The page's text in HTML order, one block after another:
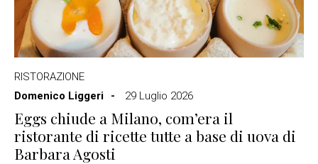
RISTORAZIONE
Domenico Liggeri
29 Luglio 2026
Eggs chiude a Milano, com’era il
ristorante di ricette tutte a base di uova di
Barbara Agosti